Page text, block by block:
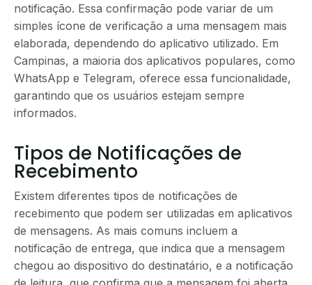
notificação. Essa confirmação pode variar de um
simples ícone de verificação a uma mensagem mais
elaborada, dependendo do aplicativo utilizado. Em
Campinas, a maioria dos aplicativos populares, como
WhatsApp e Telegram, oferece essa funcionalidade,
garantindo que os usuários estejam sempre
informados.
Tipos de Notificações de
Recebimento
Existem diferentes tipos de notificações de
recebimento que podem ser utilizadas em aplicativos
de mensagens. As mais comuns incluem a
notificação de entrega, que indica que a mensagem
chegou ao dispositivo do destinatário, e a notificação